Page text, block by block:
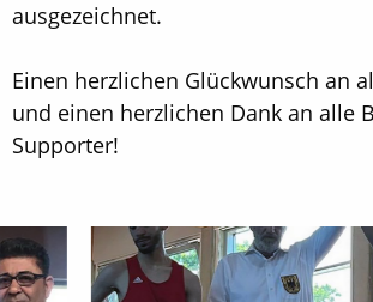
ausgezeichnet.
Einen herzlichen Glückwunsch an
und einen herzlichen Dank an alle
Supporter!